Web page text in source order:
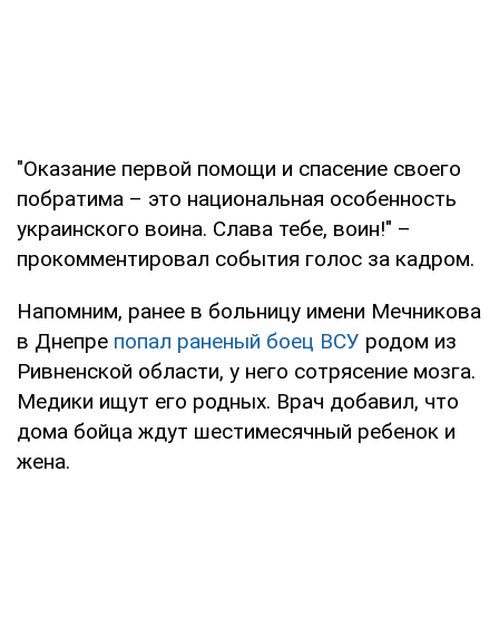
"Оказание первой помощи и спасение своего
побратима – это национальная особенность
украинского воина. Слава тебе, воин!" –
прокомментировал события голос за кадром.
Напомним, ранее в больницу имени Мечникова
в Днепре попал раненый боец ВСУ родом из
Ривненской области, у него сотрясение мозга.
Медики ищут его родных. Врач добавил, что
дома бойца ждут шестимесячный ребенок и
жена.